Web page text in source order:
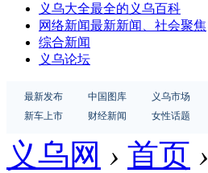
义乌大全最全的义乌百科
网络新闻最新新闻、社会聚焦
综合新闻
义乌论坛
最新发布 中国图库 义乌市场
新车上市
财经新闻 女性话题
义乌网 › 首页 ›